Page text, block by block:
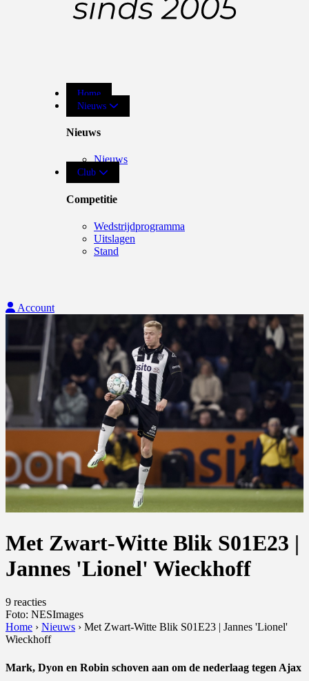
Home
Nieuws
Nieuws
Nieuws
Club
Competitie
Wedstrijdprogramma
Uitslagen
Stand
Account
Met Zwart-Witte Blik S01E23 |
Jannes 'Lionel' Wieckhoff
9 reacties
Foto: NESImages
Home › Nieuws › Met Zwart-Witte Blik S01E23 | Jannes 'Lionel'
Wieckhoff
Mark, Dyon en Robin schoven aan om de nederlaag tegen Ajax